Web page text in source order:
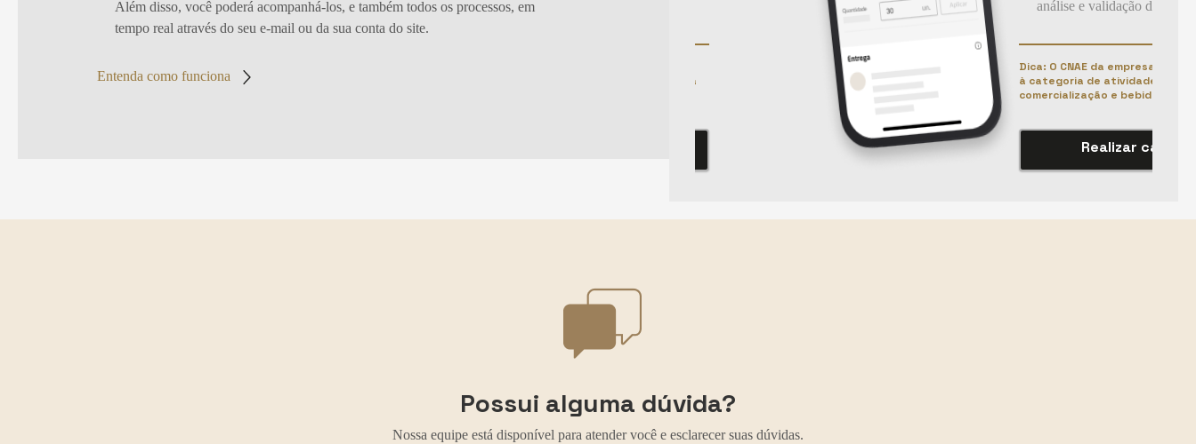
Além disso, você poderá acompanhá-los, e também todos os processos, em
tempo real através do seu e-mail ou da sua conta do site.
Entenda como funciona
nossos produtos.
pode navegar pelo site livremente e até já
análise e validação do
Dica: O CNAE da empresa
à categoria de atividade para
comercialização e bebidas.
Realizar
Possui alguma dúvida?
Nossa equipe está disponível para atender você e esclarecer suas dúvidas.